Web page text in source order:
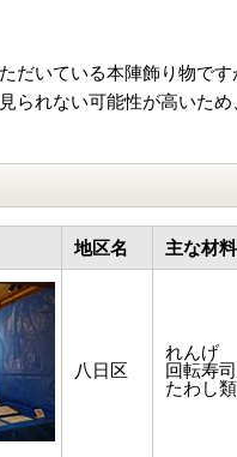
だいている本陣飾り物です
られない可能性が高いた
地区名 主な材料
八日区
れんげ
回転寿
たわし類